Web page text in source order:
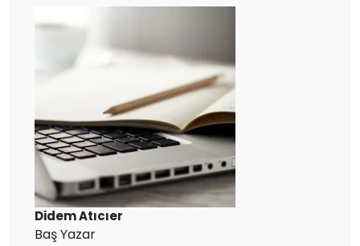
Macaristan
İspanya
Finlandiya
Çekya
İtalya
Didem Atıcıer
Baş Yazar